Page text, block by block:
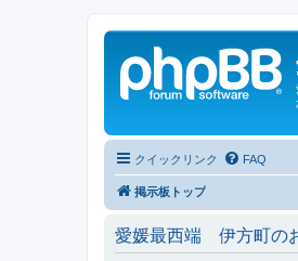
クイックリンク FAQ
掲示板トップ
愛媛最西端 伊方町の